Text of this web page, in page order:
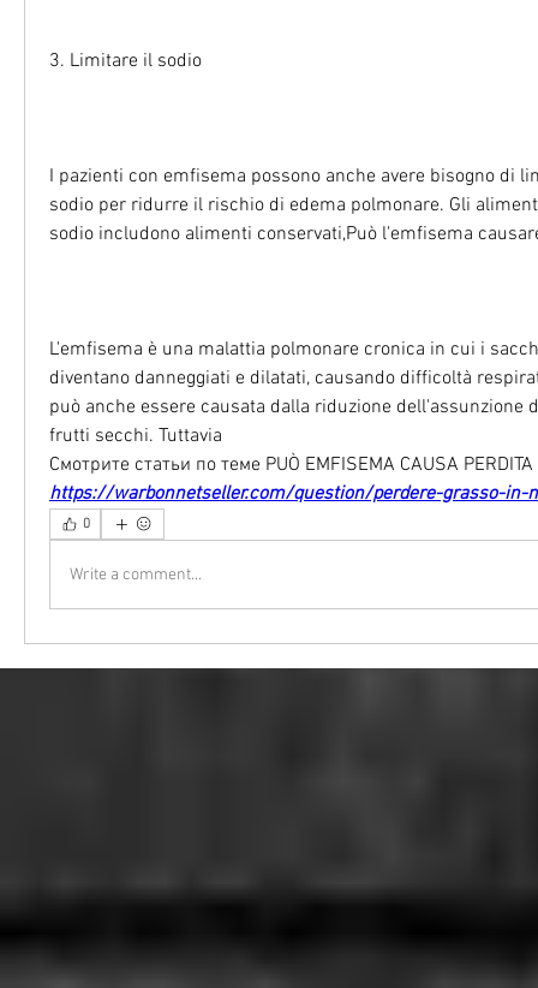
3. Limitare il sodio
I pazienti con emfisema possono anche avere bisogno di
sodio per ridurre il rischio di edema polmonare. Gli
sodio includono alimenti conservati,Può l'emfisema
L'emfisema è una malattia polmonare cronica in cui i
diventano danneggiati e dilatati, causando difficoltà
può anche essere causata dalla riduzione dell'assunzione
frutti secchi. Tuttavia
Смотрите статьи по теме PUÒ EMFISEMA CAUSA PERDITA
https://warbonnetseller.com/question/perdere-grasso-in-
0
Write a comment...